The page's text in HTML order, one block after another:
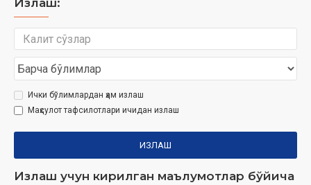
Излаш:
Ички бўлимлардан ҳам излаш
Маҳсулот тафсилотлари ичидан излаш
ИЗЛАШ
Излаш учун кирилган маълумотлар бўйича